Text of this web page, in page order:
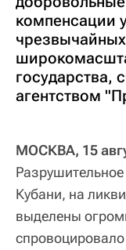
компенсации
государства,
агентством
МОСКВА, 15
Кубани, на
выделены